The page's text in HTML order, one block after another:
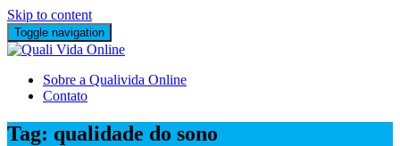
Skip to content
Toggle navigation
Sobre a Qualivida Online
Contato
Tag: qualidade do sono